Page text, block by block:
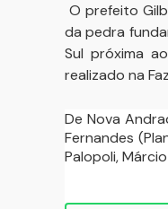
O prefeito
da pedra
Sul próxima
realizado na
De Nova
Fernandes
Palopoli,